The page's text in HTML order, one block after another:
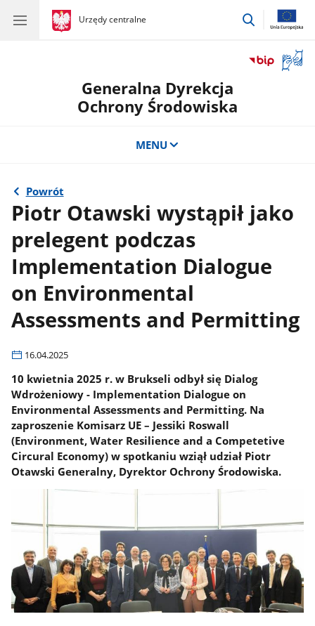
gov.pl
Urzędy centralne
gov.pl
Urzędy
przejdź
okno
Generalna Dyrekcja
Ochrony Środowiska
MENU
Powrót
Piotr Otawski wystąpił jako
prelegent podczas
Implementation Dialogue
on Environmental
Assessments and Permitting
16.04.2025
10 kwietnia 2025 r. w Brukseli odbył się Dialog
Wdrożeniowy - Implementation Dialogue on
Environmental Assessments and Permitting. Na
zaproszenie Komisarz UE – Jessiki Roswall
(Environment, Water Resilience and a Competetive
Circural Economy) w spotkaniu wziął udział Piotr
Otawski Generalny, Dyrektor Ochrony Środowiska.